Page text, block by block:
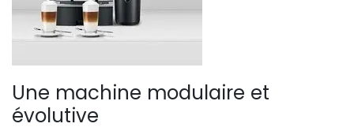
Une machine modulaire et
évolutive